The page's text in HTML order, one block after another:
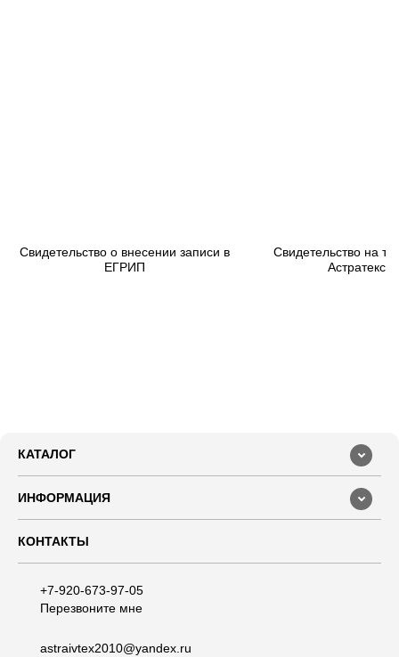
Свидетельство о внесении записи в
ЕГРИП
Свидетельство на
КАТАЛОГ
ИНФОРМАЦИЯ
КОНТАКТЫ
+7-920-673-97-05
Перезвоните мне
astraivtex2010@yandex.ru